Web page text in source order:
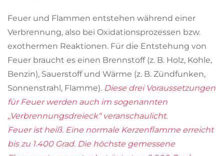
Feuer und Flammen entstehen während einer
Verbrennung, also bei Oxidationsprozessen bzw.
exothermen Reaktionen. Für die Entstehung von
Feuer braucht es einen Brennstoff (z. B. Holz, Kohle,
Benzin), Sauerstoff und Wärme (z. B. Zündfunken,
Sonnenstrahl, Flamme). Diese drei Voraussetzungen
für Feuer werden auch im sogenannten
„Verbrennungsdreieck“ veranschaulicht.
Feuer ist heiß. Eine normale Kerzenflamme erreicht
bis zu 1.400 Grad. Die höchste gemessene